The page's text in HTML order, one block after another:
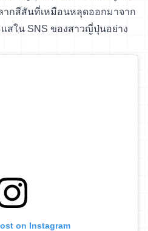
ากสีสันที่เหมือนหลุดออกมาจาก
สใน SNS ของสาวญี่ปุ่นอย่าง
on Instagram